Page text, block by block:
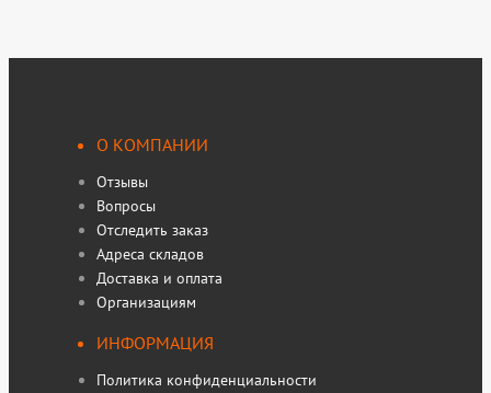
О КОМПАНИИ
Отзывы
Вопросы
Отследить заказ
Адреса складов
Доставка и оплата
Организациям
ИНФОРМАЦИЯ
Политика конфиденциальности